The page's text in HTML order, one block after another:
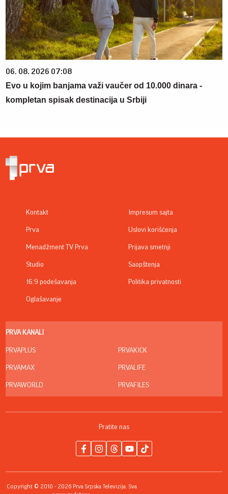
06. 08. 2026 07:08
Evo u kojim banjama važi vaučer od 10.000 dinara -
kompletan spisak destinacija u Srbiji
Kontakt
Prva
Menadžment TV Prva
Studio
16:9 podešavanja
Oglašavanje
Impresum sajta
Uslovi korišćenja
Prijava smetnji
Saopštenja
Politika privatnosti
PRVA KANALI
PRVAPLUS
PRVAMAX
PRVAWORLD
PRVAKICK
PRVALIFE
PRVAFILES
Pratite nas
Copyright © 2010 - 2026 Prva Srpska Televizija. Sva